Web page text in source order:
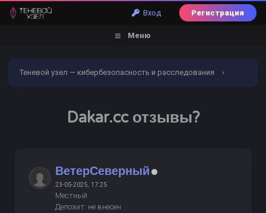
Вход Регистрация
Меню
Теневой узел — кибербезопасность и расследования ›
Dakar.cc отзывы?
ВетерСеверный
23-05-2025, 17:25
Местный
Депозит: не внесен